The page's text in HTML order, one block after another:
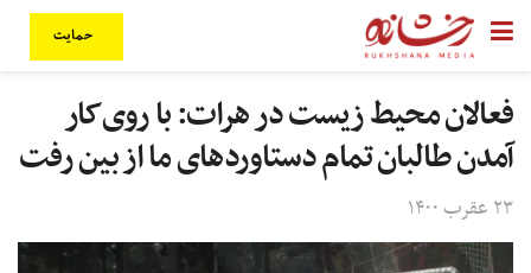
حمایت
فعالان محیط زیست در هرات: با روی‌کار
آمدن طالبان تمام دستاوردهای ما از بین رفت
۲۳ عقرب ۱۴۰۰